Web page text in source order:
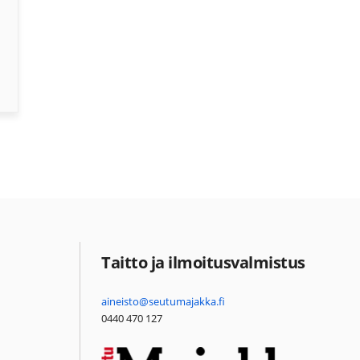
Taitto ja ilmoitusvalmistus
aineisto@seutumajakka.fi
0440 470 127